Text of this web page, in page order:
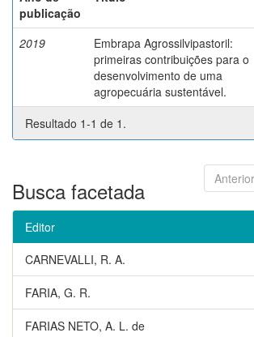
publicação
2019
Embrapa Agrossilvipastoril:
primeiras contribuições para o
desenvolvimento de uma
agropecuária sustentável.
Resultado 1-1 de 1.
Anterior
Busca facetada
Editor
CARNEVALLI, R. A.
FARIA, G. R.
FARIAS NETO, A. L. de